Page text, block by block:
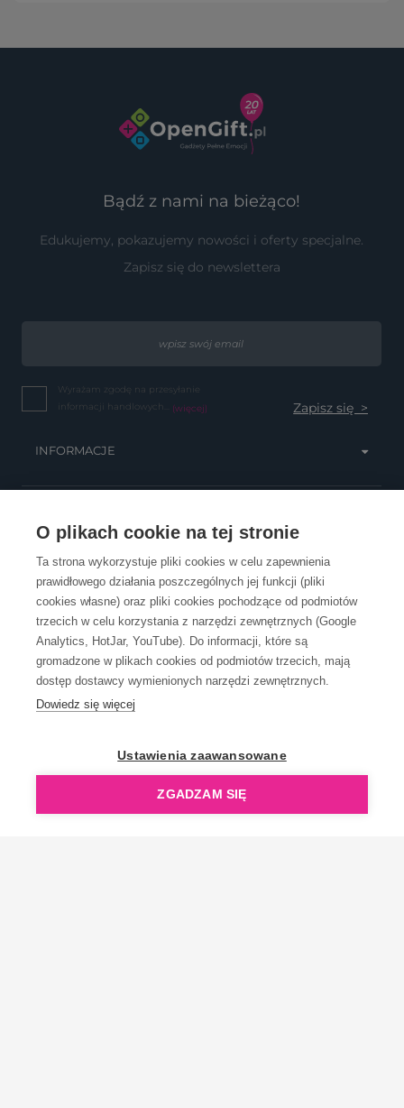
O plikach cookie na tej stronie
Ta strona wykorzystuje pliki cookies w celu zapewnienia
prawidłowego działania poszczególnych jej funkcji (pliki
cookies własne) oraz pliki cookies pochodzące od podmiotów
trzecich w celu korzystania z narzędzi zewnętrznych (Google
Analytics, HotJar, YouTube). Do informacji, które są
gromadzone w plikach cookies od podmiotów trzecich, mają
dostęp dostawcy wymienionych narzędzi zewnętrznych.
Dowiedz się więcej
Ustawienia zaawansowane
ZGADZAM SIĘ
Bądź z nami na bieżąco!
Edukujemy, pokazujemy nowości i oferty specjalne.
Zapisz się do newslettera
Wyrażam zgodę na przesyłanie
informacji handlowych... (więcej)
INFORMACJE
OBSŁUGA KLIENTA
KONTAKT
OpenGift jest częścią ReflectGroup.